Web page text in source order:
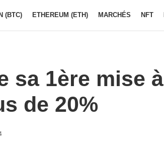
(BTC) ETHEREUM (ETH) MARCHÉS NFT
sa 1ère mise à
de 20%